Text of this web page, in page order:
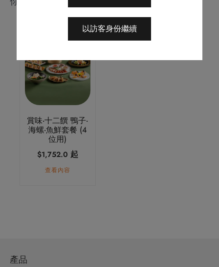
賞味‧十二饌 鴨子‧
海螺‧魚鮮套餐 (4
位用)
$1,752.0 起
查看內容
產品
以訪客身份繼續